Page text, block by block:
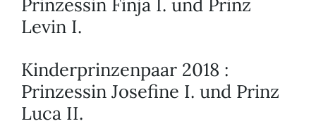
Prinzessin Finja I. und Prinz
Levin I.
Kinderprinzenpaar 2018 :
Prinzessin Josefine I. und Prinz
Luca II.